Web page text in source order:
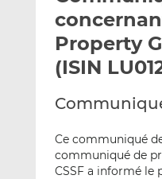
Property
(ISIN
Ce communiqué
communiqué de
CSSF a informé le